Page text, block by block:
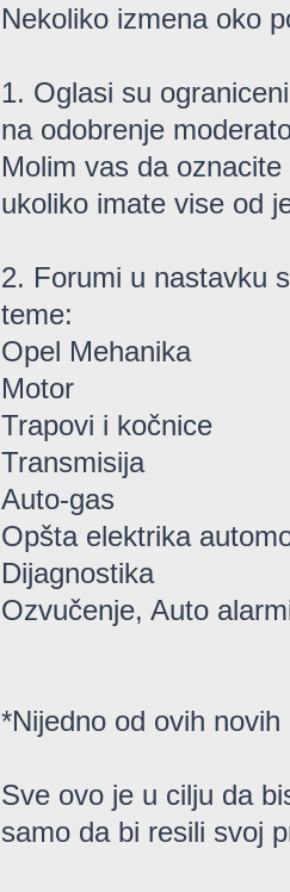
Nekoliko izmena oko
1. Oglasi su
na odobrenje
Molim vas da
ukoliko imate vise od
2. Forumi u nastavku
teme:
Opel Mehanika
Motor
Trapovi i kočnice
Transmisija
Auto-gas
Opšta elektrika
Dijagnostika
Ozvučenje, Auto
*Nijedno od ovih
Sve ovo je u cilju da
samo da bi resili svoj